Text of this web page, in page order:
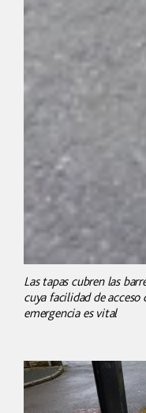
Las tapas cubren las
cuya facilidad de acceso
emergencia es vital